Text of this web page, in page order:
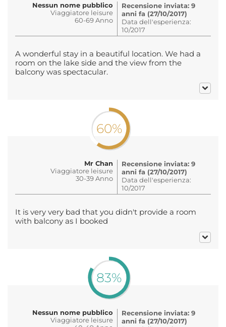
Nessun nome pubblico
Viaggiatore leisure
60-69 Anno
Recensione inviata: 9
anni fa (27/10/2017)
Data dell'esperienza:
10/2017
A wonderful stay in a beautiful location. We had a
room on the lake side and the view from the
balcony was spectacular.
60%
Mr Chan
Viaggiatore leisure
30-39 Anno
Recensione inviata: 9
anni fa (27/10/2017)
Data dell'esperienza:
10/2017
It is very very bad that you didn't provide a room
with balcony as I booked
83%
Nessun nome pubblico
Viaggiatore leisure
Recensione inviata: 9
anni fa (27/10/2017)